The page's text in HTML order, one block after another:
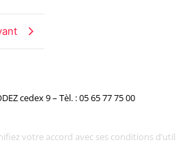
cedex 9 – Tèl. : 05 65 77 75 00
votre accord avec ses conditions